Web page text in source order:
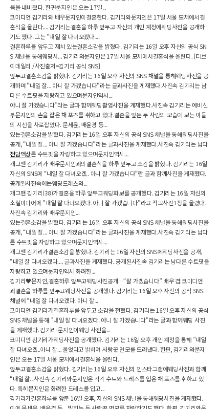
음을 내비쳤다. 한편문지인은 오는 17일...
코미디언 김기리와 배우문지인이결혼한다. 김기리와문지인은 17일 서울 모처에서결
혼식을 올린다.... 김기리는결혼을 하루 앞두고 자신의 개인 계정에웨딩사진을 공개하
기도 했다. 그는 "내일 잘 다녀오겠다....
결혼하루를 앞두고 재치 있는결혼소감을 밝혔다. 김기리는 16일 오후 자신의 공식 SN
S 채널을 통해웨딩사... 김기리와문지인은 17일 서울 모처에서결혼식을 올린다. [티브
이데일리 /사진출처=김기리 공식 SNS]
앞두고결혼소감을 밝혔다. 김기리는 16일 오후 자신의 SNS 채널을 통해웨딩사진을 공
개하며 "내일 잘... 아니 잘 가겠습니다"라는 글과사진을 게재했다.사진속 김기리는 남
다른 수트핏을 자랑하고 있으며문지인역시...
아니 잘 가겠습니다”라는 글과 함께웨딩촬영사진을 게재했다.사진속 김기리는 예비신
부문지인의 손을 잡은 채 포즈를 취하고 있다.결혼을 앞둔 두 사람의 모습이 보는 이들
의 시선을 사로잡았다. 문세윤, 배윤경 등...
있는결혼소감을 밝혔다. 김기리는 16일 오후 자신의 공식 SNS 채널을 통해웨딩사진을
공개, "내일 잘... 아니 잘 가겠습니다"라는 글과사진을 게재했다.사진속 김기리는 남다
전담액상른 수트핏을 자랑하고 있으며문지인역시...
개그맨 김기리가 배우문지인과의결혼식을 하루 앞두고 소감을 밝혔다. 김기리는 16일
자신의 SNS에 “내일 잘 다녀오겠.. 아니 잘 가겠습니다”란 글과 함께사진을 게재했다.
공개된사진속에는웨딩드레스와...
개그맨 김기리(38)가결혼을 하루 앞두고웨딩화보를 공개했다. 김기리는 16일 자신의
소셜미디어에 "내일 잘 다녀오겠다. 아니 잘 가겠습니다"라고 적고사진1장을 올렸다.
사진속 김기리와 배우문지인...
있는결혼소감을 밝혔다. 김기리는 16일 오후 자신의 공식 SNS 채널을 통해웨딩사진을
공개, “내일 잘... 아니 잘 가겠습니다”라는 글과사진을 게재했다.사진속 김기리는 남다
른 수트핏을 자랑하고 있으며문지인역시...
개그맨 김기리가결혼소감을 밝혔다. 김기리는 16일 자신의 SNS에웨딩사진을 공개,
“내일 잘 다녀오겠다.... 글과사진을 게재했다. 공개된사진속 김기리는 남다른 수트핏을
자랑하고 있으며문지인역시 화려한...
김기리♥문지인,결혼하루 앞두고웨딩사진공개…“잘 가겠습니다” 배우 겸 코미디언
과결혼을 하루를 앞두고웨딩사진을 공개했다. 김기리는 16일 오후 자신의 공식 SNS
채널에 “내일 잘 다녀오겠다. 아니 잘...
코미디언 김기리가결혼하루를 앞두고 소감을 전했다. 김기리는 16일 오후 자신의 공식
SNS 채널을 통해 "내일 잘 다녀오겠다. 아니 잘 가겠습니다"라는 글과 함께웨딩 사진
을 게재했다. 김기리-문지인이웨딩 사진을...
코미디언 김기리가웨딩사진을 공개했다. 김기리는 16일 오후 개인 계정을 통해 "내일
잘 다녀오겠..아니 잘... 울었다고 밝히며 사랑꾼 면모를 드러냈다. 한편, 김기리와문지
인은 오는 17일 서울 모처에서결혼식을 올린다.
앞두고결혼소감을 밝혔다. 김기리는 16일 오후 자신의 인스타그램에웨딩사진과 함께
“내일 잘...사진속 김기리와문지인은 각각 수트와 드레스를 입은 채 포즈를 취하고 있
다. 특히문지인은 화려한 드레스를 입고...
김기리가결혼하루를 앞둔 16일 오후, 자신의 SNS 채널을 통해웨딩사진을 게재했다.